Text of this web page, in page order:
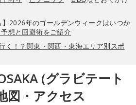
】2026年のゴールデンウィークはいつか
想と回避術をご紹介
く！？関東・関西・東海エリア別スポ
(グラビテート
図・アクセス